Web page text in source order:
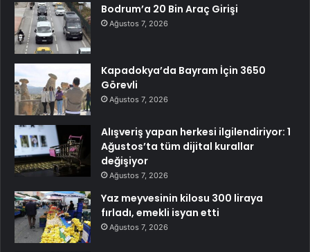
Bodrum’a 20 Bin Araç Girişi
Ağustos 7, 2026
Kapadokya’da Bayram İçin 3650
Görevli
Ağustos 7, 2026
Alışveriş yapan herkesi ilgilendiriyor: 1
Ağustos’ta tüm dijital kurallar
değişiyor
Ağustos 7, 2026
Yaz meyvesinin kilosu 300 liraya
fırladı, emekli isyan etti
Ağustos 7, 2026